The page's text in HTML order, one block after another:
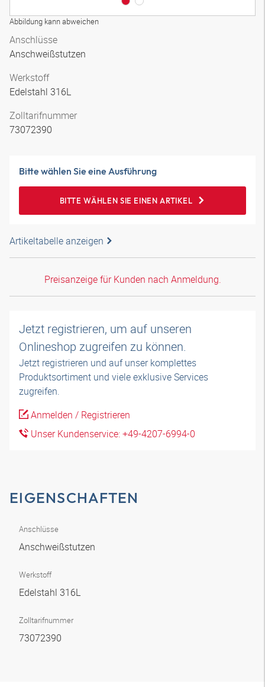
Abbildung kann abweichen
Anschlüsse
Anschweißstutzen
Werkstoff
Edelstahl 316L
Zolltarifnummer
73072390
Bitte wählen Sie eine Ausführung
BITTE WÄHLEN SIE EINEN ARTIKEL
Artikeltabelle anzeigen
Preisanzeige für Kunden nach Anmeldung.
Jetzt registrieren, um auf unseren
Onlineshop zugreifen zu können.
Jetzt registrieren und auf unser komplettes
Produktsortiment und viele exklusive Services
zugreifen.
Anmelden / Registrieren
Unser Kundenservice: +49-4207-6994-0
EIGENSCHAFTEN
Anschlüsse
Anschweißstutzen
Werkstoff
Edelstahl 316L
Zolltarifnummer
73072390